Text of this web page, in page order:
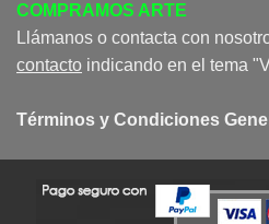
COMPRAMOS ARTE
Llámanos o contacta con
contacto indicando en el tema
Términos y Condiciones